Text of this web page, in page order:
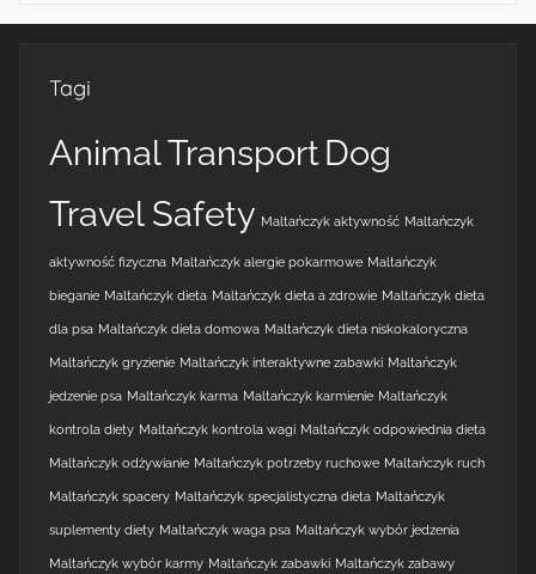
Tagi
Animal TransportDog
Travel Safety Maltańczyk aktywność Maltańczyk
aktywność fizyczna Maltańczyk alergie pokarmowe Maltańczyk
bieganie Maltańczyk dieta Maltańczyk dieta a zdrowie Maltańczyk dieta
dla psa Maltańczyk dieta domowa Maltańczyk dieta niskokaloryczna
Maltańczyk gryzienie Maltańczyk interaktywne zabawki Maltańczyk
jedzenie psa Maltańczyk karma Maltańczyk karmienie Maltańczyk
kontrola diety Maltańczyk kontrola wagi Maltańczyk odpowiednia dieta
Maltańczyk odżywianie Maltańczyk potrzeby ruchowe Maltańczyk ruch
Maltańczyk spacery Maltańczyk specjalistyczna dieta Maltańczyk
suplementy diety Maltańczyk waga psa Maltańczyk wybór jedzenia
Maltańczyk wybór karmy Maltańczyk zabawki Maltańczyk zabawy